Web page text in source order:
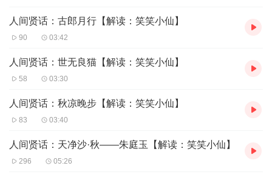
人间贤话：古郎月行【解读：笑笑小仙】
90 03:42
人间贤话：世无良猫【解读：笑笑小仙】
58 03:30
人间贤话：秋凉晚步【解读：笑笑小仙】
83 03:40
人间贤话：天净沙·秋——朱庭玉【解读：笑笑小仙】
296 05:26